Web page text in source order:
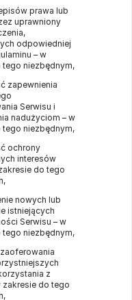
prawa lub
uprawniony
odpowiedniej
– w
tego niezbędnym,
zapewnienia
Serwisu i
nadużyciom – w
tego niezbędnym,
ochrony
interesów
do tego
nowych lub
istniejących
Serwisu – w
tego niezbędnym,
z
zakresie do tego